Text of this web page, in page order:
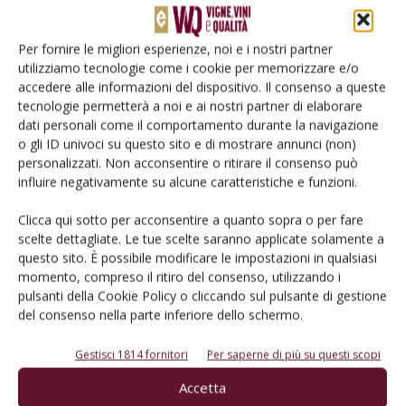
Per fornire le migliori esperienze, noi e i nostri partner
utilizziamo tecnologie come i cookie per memorizzare e/o
accedere alle informazioni del dispositivo. Il consenso a queste
tecnologie permetterà a noi e ai nostri partner di elaborare
dati personali come il comportamento durante la navigazione
o gli ID univoci su questo sito e di mostrare annunci (non)
personalizzati. Non acconsentire o ritirare il consenso può
influire negativamente su alcune caratteristiche e funzioni.
Clicca qui sotto per acconsentire a quanto sopra o per fare
scelte dettagliate. Le tue scelte saranno applicate solamente a
questo sito. È possibile modificare le impostazioni in qualsiasi
momento, compreso il ritiro del consenso, utilizzando i
pulsanti della Cookie Policy o cliccando sul pulsante di gestione
del consenso nella parte inferiore dello schermo.
Gestisci 1814 fornitori Per saperne di più su questi scopi
Accetta
Flavescenza dorata, nuove misure di lotta
obbligatoria
Di Gian Paolo Ponzi 5 Settembre 2023